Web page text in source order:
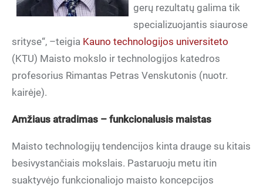
gerų rezultatų galima tik
specializuojantis siaurose
srityse“, –teigia Kauno technologijos universiteto
(KTU) Maisto mokslo ir technologijos katedros
profesorius Rimantas Petras Venskutonis (nuotr.
kairėje).
Amžiaus atradimas – funkcionalusis maistas
Maisto technologijų tendencijos kinta drauge su kitais
besivystančiais mokslais. Pastaruoju metu itin
suaktyvėjo funkcionaliojo maisto koncepcijos